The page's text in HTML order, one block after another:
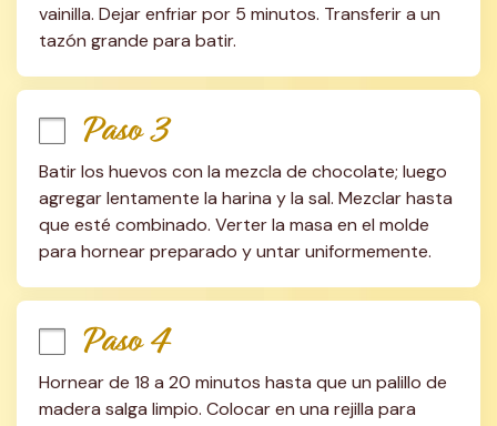
vainilla. Dejar enfriar por 5 minutos. Transferir a un
tazón grande para batir.
Paso 3
Batir los huevos con la mezcla de chocolate; luego
agregar lentamente la harina y la sal. Mezclar hasta
que esté combinado. Verter la masa en el molde
para hornear preparado y untar uniformemente.
Paso 4
Hornear de 18 a 20 minutos hasta que un palillo de
madera salga limpio. Colocar en una rejilla para